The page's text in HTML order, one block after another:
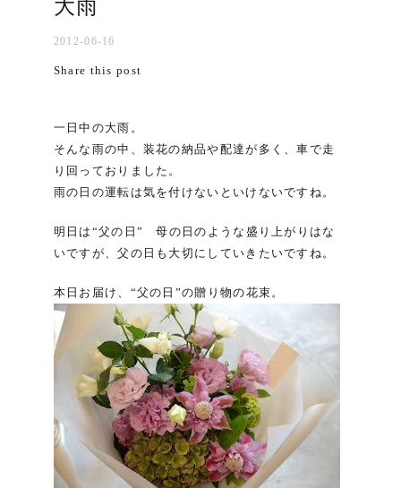
大雨
2012-06-16
Share this post
一日中の大雨。
そんな雨の中、装花の納品や配達が多く、車で走
り回っておりました。
雨の日の運転は気を付けないといけないですね。
明日は“父の日” 母の日のような盛り上がりはな
いですが、父の日も大切にしていきたいですね。
本日お届け、“父の日”の贈り物の花束。